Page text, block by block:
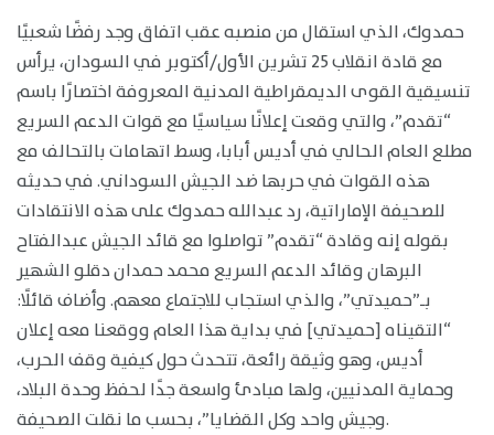
حمدوك، الذي استقال من منصبه عقب اتفاق وجد رفضًا شعبيًا
مع قادة انقلاب 25 تشرين الأول/أكتوبر في السودان، يرأس
تنسيقية القوى الديمقراطية المدنية المعروفة اختصارًا باسم
“تقدم”، والتي وقعت إعلانًا سياسيًا مع قوات الدعم السريع
مطلع العام الحالي في أديس أبابا، وسط اتهامات بالتحالف مع
هذه القوات في حربها ضد الجيش السوداني. في حديثه
للصحيفة الإماراتية، رد عبدالله حمدوك على هذه الانتقادات
بقوله إنه وقادة “تقدم” تواصلوا مع قائد الجيش عبدالفتاح
البرهان وقائد الدعم السريع محمد حمدان دقلو الشهير
بـ”حميدتي”، والذي استجاب للاجتماع معهم. وأضاف قائلًا:
“التقيناه [حميدتي] في بداية هذا العام ووقعنا معه إعلان
أديس، وهو وثيقة رائعة، تتحدث حول كيفية وقف الحرب،
وحماية المدنيين، ولها مبادئ واسعة جدًا لحفظ وحدة البلاد،
وجيش واحد وكل القضايا”، بحسب ما نقلت الصحيفة.